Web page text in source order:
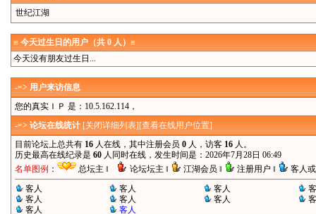
世纪江湖
≡ 今天过生日的用户（共 0 人）≡
今天没有朋友过生日...
-=> 用户来访信息
您的真实ＩＰ 是：10.5.162.114，
-=> 论坛在线统计[关闭详细列表][查看在线用户位置]
目前论坛上总共有 16 人在线，其中注册会员 0 人，访客 16 人。
历史最高在线纪录是 60 人同时在线，发生时间是：2026年7月28日 06:49
名单图例 ： 总坛主 ‖ 论坛坛主 ‖ 江湖会员 ‖ 注册用户 ‖
客人
客人
客人 客人
客人
客人 客人
客人
客人